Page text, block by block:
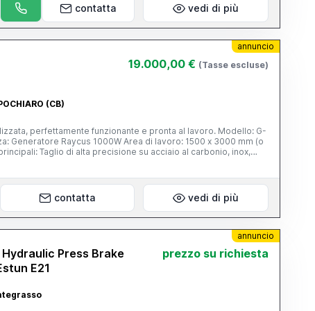
contatta vedi di più
annuncio
19.000,00 € (Tasse escluse)
(CB)
perfettamente funzionante e pronta al lavoro. Modello: G-
1000W Area di lavoro: 1500 x 3000 mm (o
al carbonio, inox,
Consumi energetici contenuti rispetto a macchine più potenti
produzione di particolari, cancelli, arredo metallico,
ed è visibile in funzione. Prezzo: trattabile - contattami
contatta vedi di più
annuncio
Hydraulic Press Brake
E21
prezzo su richiesta